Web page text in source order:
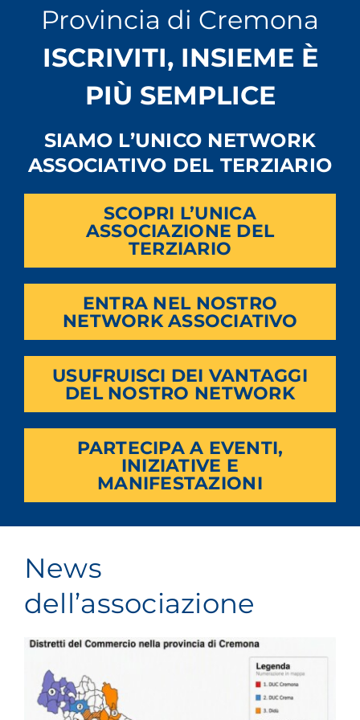
Botteghe –. Speriamo ci siano le condizioni per poter
prevedere qualche iniziativa di richiamo. Se sarà possibile, di
Provincia di Cremona
ISCRIVITI, INSIEME È
PIÙ SEMPLICE
SIAMO L’UNICO NETWORK
ASSOCIATIVO DEL TERZIARIO
SCOPRI L’UNICA
ASSOCIAZIONE DEL
TERZIARIO
ENTRA NEL NOSTRO
NETWORK ASSOCIATIVO
USUFRUISCI DEI VANTAGGI
DEL NOSTRO NETWORK
PARTECIPA A EVENTI,
INIZIATIVE E
MANIFESTAZIONI
News
dell’associazione